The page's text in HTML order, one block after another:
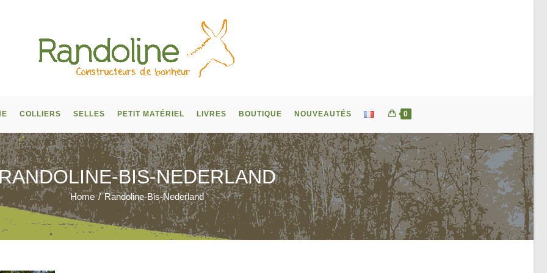
COLLIERS SELLES PETIT MATÉRIEL LIVRES BOUTIQUE NOUVEAUTÉS 0
BIS-NEDERLAND
Home / Randoline-Bis-Nederland